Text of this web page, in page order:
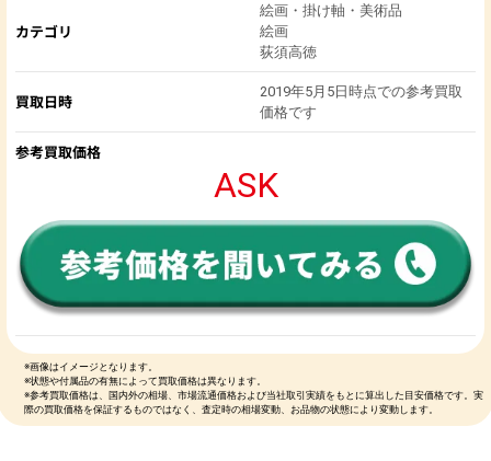
カテゴリ
絵画・掛け軸・美術品
絵画
荻須高徳
買取日時
2019年5月5日時点での参考買取
価格です
参考買取価格
ASK
※画像はイメージとなります。
※状態や付属品の有無によって買取価格は異なります。
※参考買取価格は、国内外の相場、市場流通価格および当社取引実績をもとに算出した目安価格です。実
際の買取価格を保証するものではなく、査定時の相場変動、お品物の状態により変動します。